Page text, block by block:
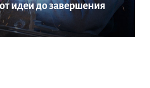
идеи до завершения